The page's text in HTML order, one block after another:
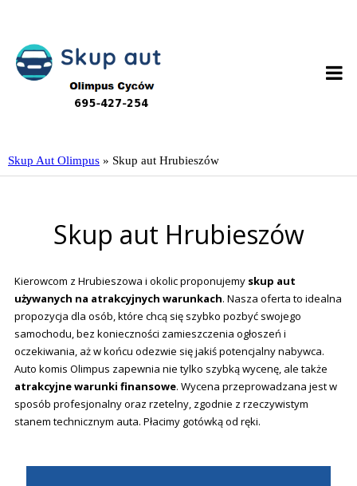
Skup Aut Olimpus » Skup aut Hrubieszów
Skup aut Hrubieszów
Kierowcom z Hrubieszowa i okolic proponujemy skup aut
używanych na atrakcyjnych warunkach. Nasza oferta to idealna
propozycja dla osób, które chcą się szybko pozbyć swojego
samochodu, bez konieczności zamieszczenia ogłoszeń i
oczekiwania, aż w końcu odezwie się jakiś potencjalny nabywca.
Auto komis Olimpus zapewnia nie tylko szybką wycenę, ale także
atrakcyjne warunki finansowe. Wycena przeprowadzana jest w
sposób profesjonalny oraz rzetelny, zgodnie z rzeczywistym
stanem technicznym auta. Płacimy gotówką od ręki.